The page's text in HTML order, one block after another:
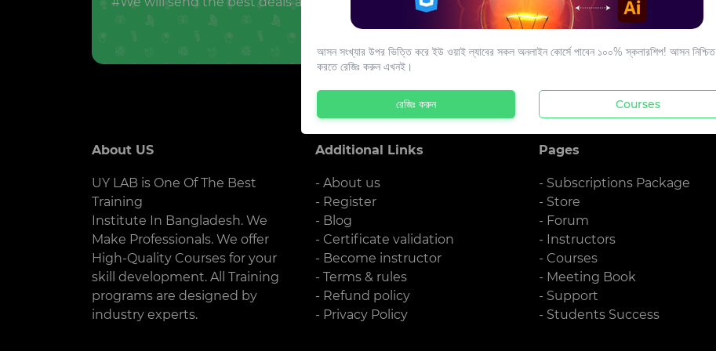
About US
UY LAB is One Of The Best
Training
Institute In Bangladesh. We
Make Professionals. We offer
High-Quality Courses for your
skill development. All Training
programs are designed by
industry experts.
Additional Links
- About us
- Register
- Blog
- Certificate validation
- Become instructor
- Terms & rules
- Refund policy
- Privacy Policy
Pages
- Subscriptions Package
- Store
- Forum
- Instructors
- Courses
- Meeting Book
- Support
- Students Success
আসন সংখ্যার উপর ভিত্তি করে ইউ ওয়াই ল্যাবের সকল অনলাইন কোর্সে পাবেন ১০০% স্কলারশিপ! আসন নিশ্চিত
করতে রেজিঃ করুন এখনই।
রেজিঃ করুন Courses